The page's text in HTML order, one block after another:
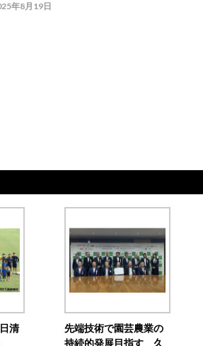
年8月19日
清
先端技術で園芸農業の
持続的発展目指す 久